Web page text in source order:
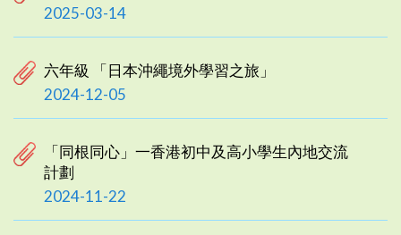
2025-03-14
六年級 「日本沖繩境外學習之旅」
2024-12-05
「同根同心」一香港初中及高小學生內地交流
計劃
2024-11-22